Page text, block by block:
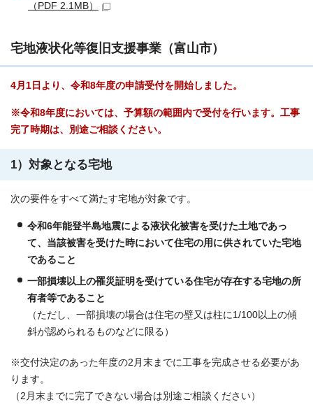
（PDF 2.1MB）
宅地液状化等復旧支援事業（富山市）
4月1日より、令和8年度の申請受付を開始しました。
※令和8年度においては、予算額の範囲内で受付を行います。工事
完了時期は、別途ご相談ください。
1）対象となる宅地
次の要件をすべて満たす宅地が対象です。
令和6年能登半島地震による液状化被害を受けた土地であっ
て、当該被害を受けた時において住宅の用に供されていた宅地
であること
一部損壊以上の罹災証明を受けている住宅が存在する宅地の所
有者等であること
（ただし、一部損壊の場合は住宅の壁又は柱に1/100以上の傾
斜が認められるものなどに限る）
※交付決定のあった年度の2月末までに工事を完成させる必要があ
ります。
（2月末までに完了できない場合は別途ご相談ください）